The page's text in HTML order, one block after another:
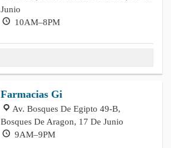
Junio
10AM–8PM
Farmacias Gi
Av. Bosques De Egipto 49-B,
Bosques De Aragon, 17 De Junio
9AM–9PM